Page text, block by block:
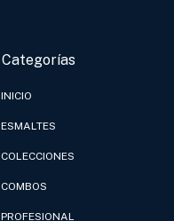
Categorías
INICIO
ESMALTES
COLECCIONES
COMBOS
PROFESIONAL